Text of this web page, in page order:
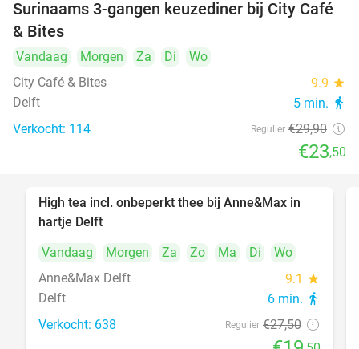
21%
Surinaams 3-gangen keuzediner bij City Café
& Bites
Vandaag Morgen Za Di
Wo
City Café & Bites
9.9 star
Delft 5 min. directions_walk
Verkocht: 114 Regulier €29,90
€23,50
29%
High tea incl. onbeperkt thee bij Anne&Max in
hartje Delft
Vandaag
Morgen Za Zo Ma Di
Wo
Anne&Max Delft
9.1 star
Delft 6 min. directions_walk
Verkocht: 638 Regulier €27,50